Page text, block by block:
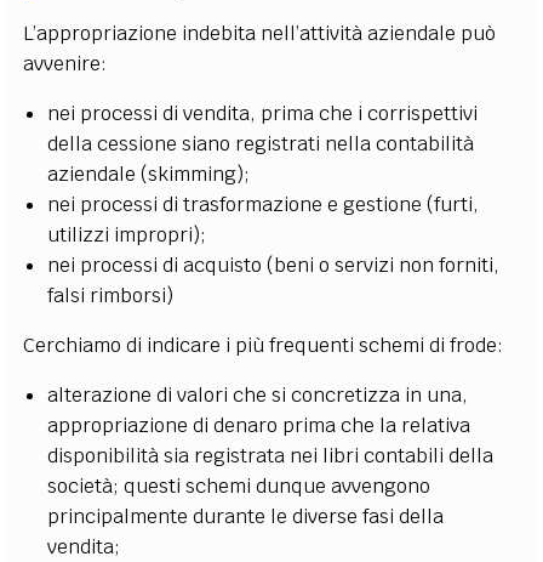
L’appropriazione indebita nell’attività aziendale può
avvenire:
nei processi di vendita, prima che i corrispettivi
della cessione siano registrati nella contabilità
aziendale (skimming);
nei processi di trasformazione e gestione (furti,
utilizzi impropri);
nei processi di acquisto (beni o servizi non forniti,
falsi rimborsi)
Cerchiamo di indicare i più frequenti schemi di frode:
alterazione di valori che si concretizza in una,
appropriazione di denaro prima che la relativa
disponibilità sia registrata nei libri contabili della
società; questi schemi dunque avvengono
principalmente durante le diverse fasi della
vendita;